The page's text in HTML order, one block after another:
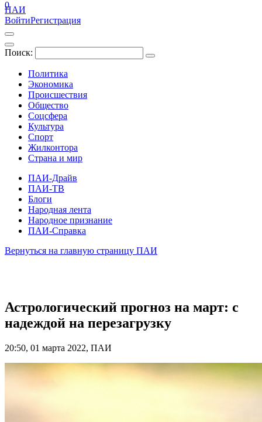
ПАИ
ВойтиРегистрация
Поиск:
Политика
Экономика
Происшествия
Общество
Соцсфера
Культура
Спорт
Жилконтора
Страна и мир
ПАИ-Драйв
ПАИ-ТВ
Блоги
Народная лента
Народное признание
ПАИ-Справка
0
Вернуться на главную страницу ПАИ
Астрологический прогноз на март: с
надеждой на перезагрузку
20:50, 01 марта 2022, ПАИ